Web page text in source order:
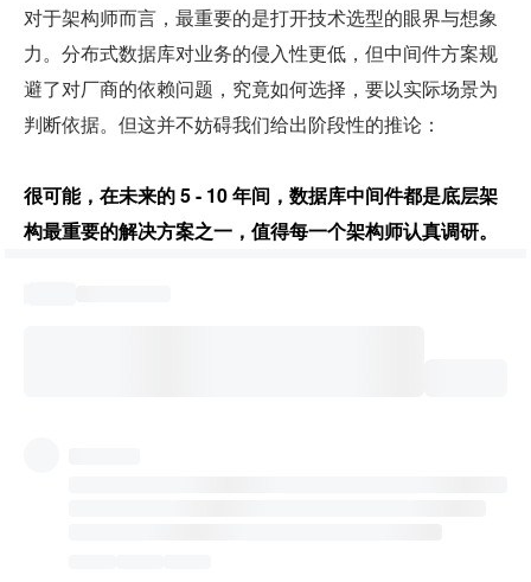
对于架构师而言，最重要的是打开技术选型的眼界与想象
力。分布式数据库对业务的侵入性更低，但中间件方案规
避了对厂商的依赖问题，究竟如何选择，要以实际场景为
判断依据。但这并不妨碍我们给出阶段性的推论：
很可能，在未来的 5 - 10 年间，数据库中间件都是底层架
构最重要的解决方案之一，值得每一个架构师认真调研。